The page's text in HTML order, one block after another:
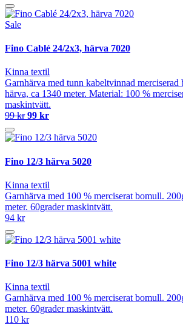
Sale
Fino Cablé 24/2x3, härva 7020
Kinna textil
Garnhärva med tunn kabeltvinnad
härva, ca 1340 meter. Material: 100 %
maskintvätt.
99 kr 99 kr
Fino 12/3 härva 5020
Kinna textil
Garnhärva med 100 % merciserat bomull.
meter. 60grader maskintvätt.
94 kr
Fino 12/3 härva 5001 white
Kinna textil
Garnhärva med 100 % merciserat bomull.
meter. 60grader maskintvätt.
110 kr